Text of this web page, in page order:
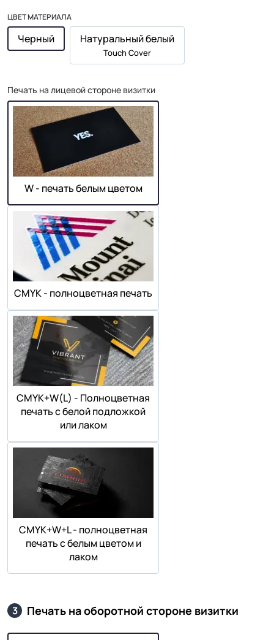
ЦВЕТ МАТЕРИАЛА
Черный Натуральный белый
Touch Cover
Печать на лицевой стороне визитки
W - печать белым цветом
СMYK - полноцветная печать
СMYK+W(L) - Полноцветная
печать с белой подложкой
или лаком
СMYK+W+L - полноцветная
печать с белым цветом и
лаком
3 Печать на оборотной стороне визитки